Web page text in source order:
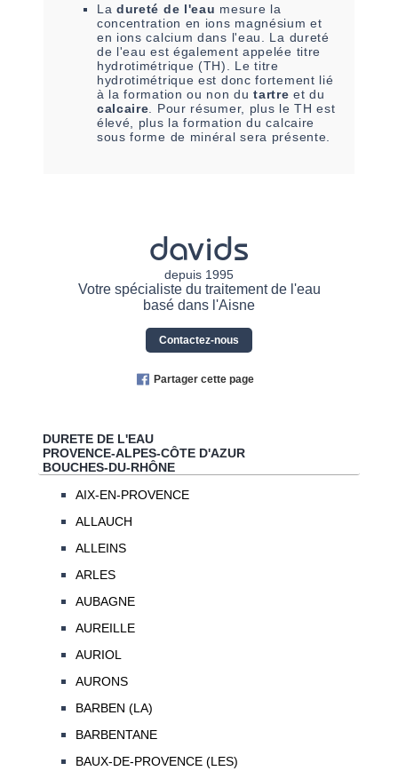
La dureté de l'eau mesure la
concentration en ions magnésium et
en ions calcium dans l'eau. La dureté
de l'eau est également appelée titre
hydrotimétrique (TH). Le titre
hydrotimétrique est donc fortement lié
à la formation ou non dutartre et du
calcaire . Pour résumer, plus le TH est
élevé, plus la formation du calcaire
sous forme de minéral sera présente.
davids
depuis 1995
Votre spécialiste du traitement de l'eau
basé dans l'Aisne
Contactez-nous
Partager cette page
DURETE DE L'EAU
PROVENCE-ALPES-CÔTE D'AZUR
BOUCHES-DU-RHÔNE
AIX-EN-PROVENCE
ALLAUCH
ALLEINS
ARLES
AUBAGNE
AUREILLE
AURIOL
AURONS
BARBEN (LA)
BARBENTANE
BAUX-DE-PROVENCE (LES)